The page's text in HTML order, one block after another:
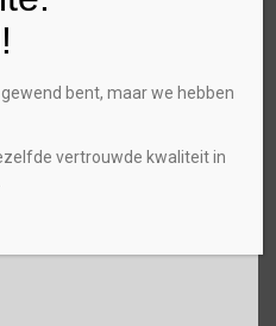
bent, maar we hebben
vertrouwde kwaliteit in